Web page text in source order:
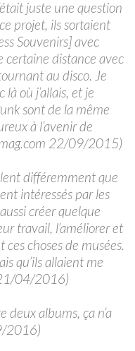
juste une question
projet, ils sortaient
Souvenirs] avec
certaine distance avec
au disco. Je
où j’allais, et je
sont de la même
à l’avenir de
22/09/2015)
différemment que
intéressés par les
créer quelque
travail, l’améliorer et
choses de musées.
qu’ils allaient me
04/2016)
deux albums, ça n’a
2016)